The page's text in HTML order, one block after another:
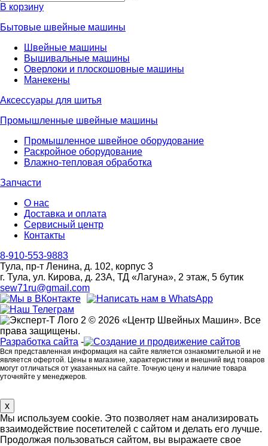
В корзину
Бытовые швейные машины
Швейные машины
Вышивальные машины
Оверлоки и плоскошовные машины
Манекены
Аксессуары для шитья
Промышленные швейные машины
Промышленное швейное оборудование
Раскройное оборудование
Влажно-тепловая обработка
Запчасти
О нас
Доставка и оплата
Сервисный центр
Контакты
8-910-553-9883
Тула, пр-т Ленина, д. 102, корпус 3
г. Тула, ул. Кирова, д. 23А, ТД «Лагуна», 2 этаж, 5 бутик
sew71ru@gmail.com
© 2026 «Центр Швейных Машин». Все
права защищены.
Разработка сайта -
Вся представленная информация на сайте является ознакомительной и не
является офертой. Цены в магазине, характеристики и внешний вид товаров
могут отличаться от указанных на сайте. Точную цену и наличие товара
уточняйте у менеджеров.
x
Мы используем cookie. Это позволяет нам анализировать
взаимодействие посетителей с сайтом и делать его лучше.
Продолжая пользоваться сайтом, вы выражаете свое